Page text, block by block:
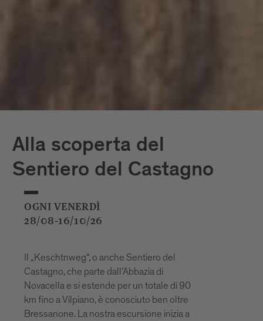
Alla scoperta del
Sentiero del Castagno
OGNI VENERDÌ
28/08-16/10/26
Il „Keschtnweg“, o anche Sentiero del
Castagno, che parte dall’Abbazia di
Novacella e si estende per un totale di 90
km fino a Vilpiano, è conosciuto ben oltre
Bressanone. La nostra escursione inizia a